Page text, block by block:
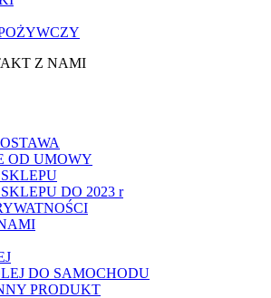
Z NAMI
OD UMOWY
DO 2023 r
DO SAMOCHODU
PRODUKT